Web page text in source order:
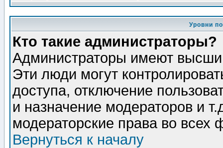
Уровни
Кто такие администраторы?
Администраторы имеют
Эти люди могут
доступа, отключение
и назначение модераторов и
модераторские права во всех
Вернуться к началу